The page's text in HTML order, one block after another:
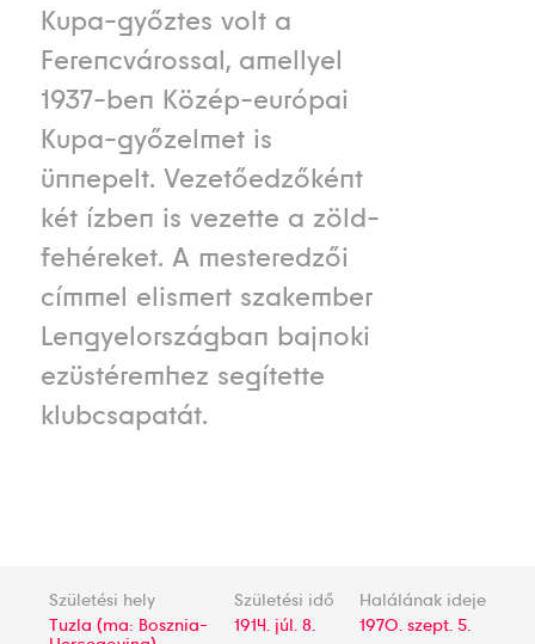
Kupa-győztes volt a
Ferencvárossal, amellyel
1937-ben Közép-európai
Kupa-győzelmet is
ünnepelt. Vezetőedzőként
két ízben is vezette a zöld-
fehéreket. A mesteredzői
címmel elismert szakember
Lengyelországban bajnoki
ezüstéremhez segítette
klubcsapatát.
Születési hely
Tuzla (ma: Bosznia-
Születési idő
1914. júl. 8.
Halálának ideje
1970. szept. 5.